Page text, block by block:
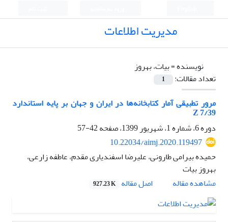
مدیریت اطلاعات
نویسنده =بیات، بهروز
تعداد مقالات:
1
مرور تطبیقی آمار کتابخانه‌ها در ایران و جهان بر پایه استاندارد
7/39 Z
دوره 6، شماره 1، شهریور 1399، صفحه
42-57
10.22034/aimj.2020.119497
حمیده بیرامی طارونی، علیرضا اسفندیاری مقدم، عاطفه زارعی،
بهروز بیات
مشاهده مقاله
اصل مقاله 927.23 K